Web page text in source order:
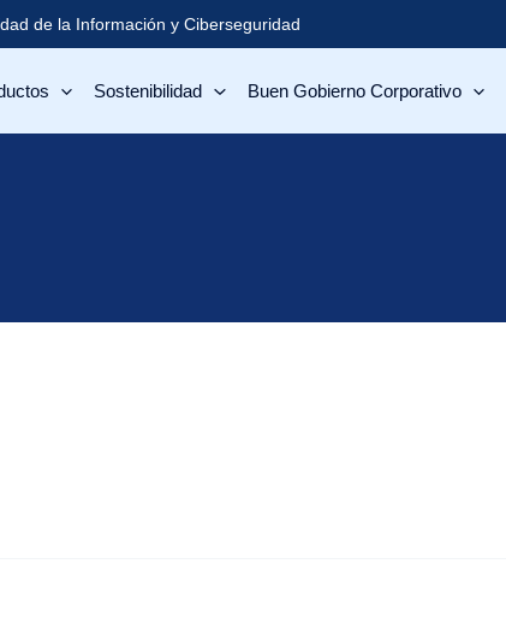
de la Información y Ciberseguridad
Sostenibilidad Buen Gobierno Corporativo